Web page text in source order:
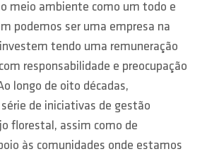
meio ambiente como um todo e
podemos ser uma empresa na
tendo uma remuneração
responsabilidade e preocupação
longo de oito décadas,
de iniciativas de gestão
florestal, assim como de
às comunidades onde estamos